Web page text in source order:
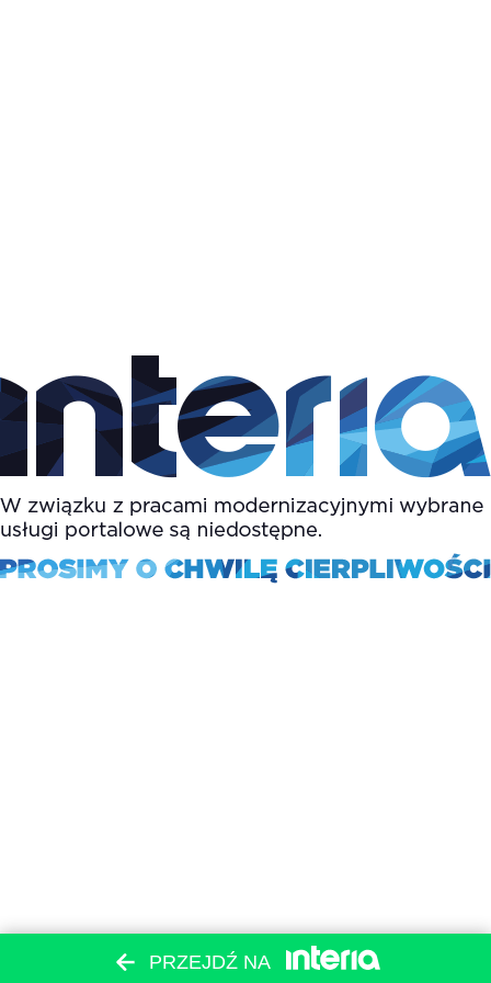
PRZEJDŹ NA